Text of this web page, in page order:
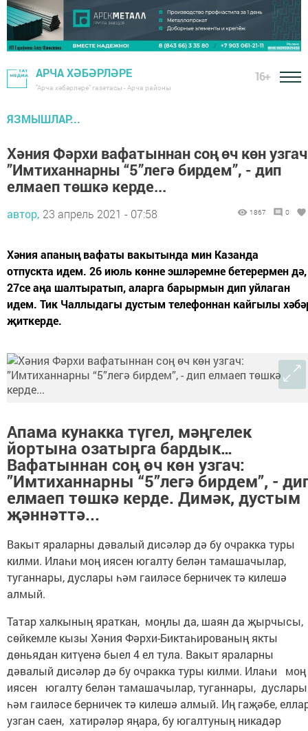
АРЧА ХӘБӘРЛӘРЕ
"Арча хәбәрләре" газетасы - Арча районы
16+
ЯЗМЫШЛАР...
Хәния Фәрхи вафатыннан соң өч көн
”Имтиханнарны “5”легә бирдем”, - дип
елмаеп төшкә керде...
автор, 23 апрель 2021 - 07:58 1867 0
Хәния апаның вафаты вакытында мин Казанда
отпускта идем. 26 июль көнне эшләремне бетерермен дә,
27се аңа шалтыратып, аларга барырмын дип уйлаган
идем. Тик Чаллыдагы дустым телефоннан кайгылы
җиткерде.
Апама кунакка түгел, мәңгелек
йортына озатырга бардык…
Вафатыннан соң өч көн узгач:
”Имтиханнарны “5”легә бирдем”, -
елмаеп төшкә керде. Димәк, дустым
җәннәттә...
Вакыт яраларны дәвалый дисәләр дә бу очракка туры
килми. Илаһи моң иясен югалту белән тамашачылар,
туганнары, дуслары һәм гаиләсе берничек тә килешә
алмый.
Татар халкының яраткан, моңлы да, шаян да җырчысы,
сөйкемле кызы Хәния Фәрхи-Биктаһированың якты
дөньядан китүенә быел 4 ел тула. Вакыт яраларны
дәвалый дисәләр дә бу очракка туры килми. Илаһи моң
иясен югалту белән тамашачылар, туганнары, дуслары
һәм гаиләсе берничек тә килешә алмый. Иң гаҗәбе,
узган саен, хатирәләр яңара, бу югалтуның никадәр